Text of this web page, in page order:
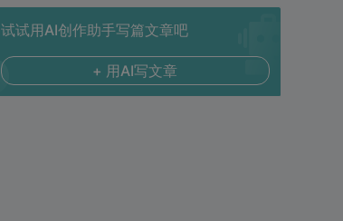
试试用AI创作助手写篇文章吧
+ 用AI写文章